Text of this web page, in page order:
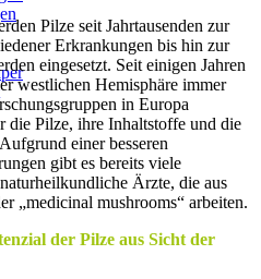
Pilze seit Jahrtausenden zur
Erkrankungen bis hin zur
eingesetzt. Seit einigen Jahren
westlichen Hemisphäre immer
in Europa
die Pilze, ihre Inhaltstoffe und die
einer besseren
gibt es bereits viele
Ärzte, die aus
„medicinal mushrooms“ arbeiten.
der Pilze aus Sicht der